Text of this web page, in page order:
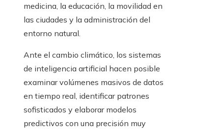
medicina, la educación, la movilidad en
las ciudades y la administración del
entorno natural.
Ante el cambio climático, los sistemas
de inteligencia artificial hacen posible
examinar volúmenes masivos de datos
en tiempo real, identificar patrones
sofisticados y elaborar modelos
predictivos con una precisión muy